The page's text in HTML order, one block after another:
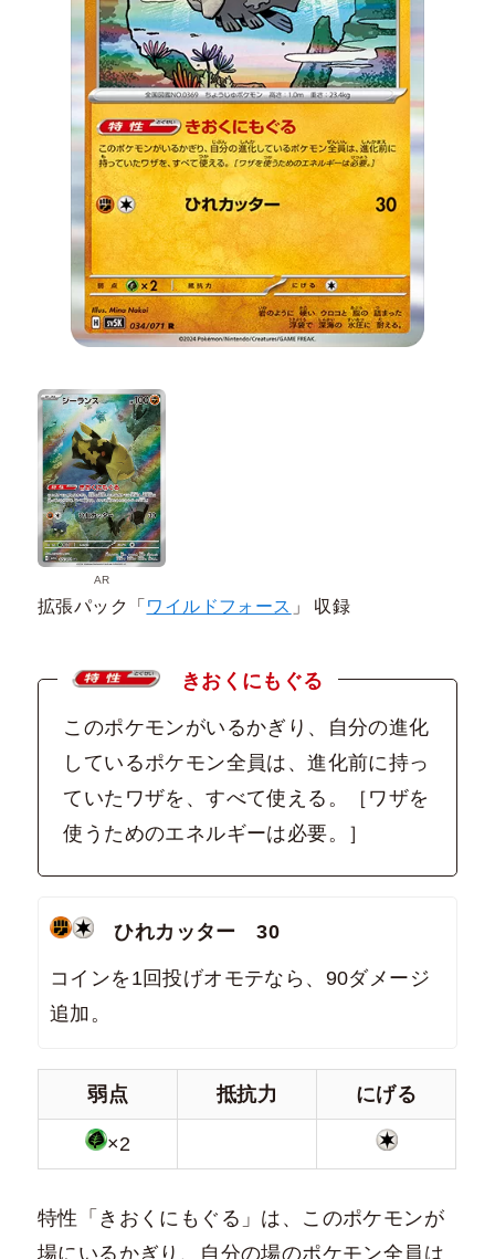
AR
拡張パック「ワイルドフォース 」 収録
きおくにもぐる
このポケモンがいるかぎり、自分の進化
しているポケモン全員は、進化前に持っ
ていたワザを、すべて使える。［ワザを
使うためのエネルギーは必要。］
ひれカッター 30
コインを1回投げオモテなら、90ダメージ
追加。
弱点 抵抗力 にげる
×2
特性「きおくにもぐる」は、このポケモンが
場にいるかぎり、自分の場のポケモン全員は